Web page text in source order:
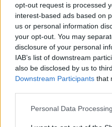
opt-out request is processed
interest-based ads based on
us or personal information
your opt-out. You may
disclosure of your personal
IAB’s list of downstream
also be disclosed by us to
Downstream Participants that
Please note that this website/
Personal Data
Nyoma